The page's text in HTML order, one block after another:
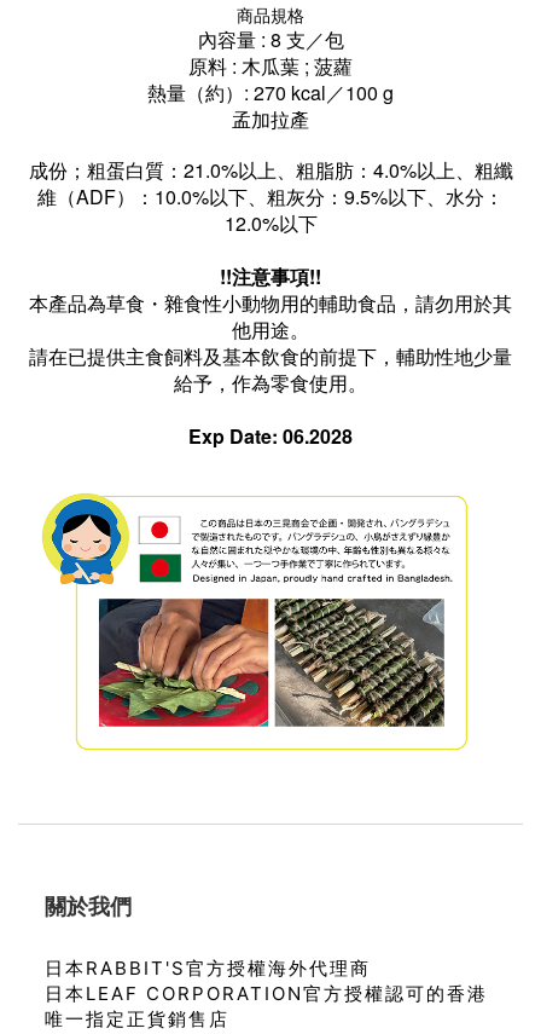
商品規格
內容量 : 8 支／包
原料 : 木瓜葉 ; 菠蘿
熱量（約）: 270 kcal／100 g
孟加拉產
成份；粗蛋白質：21.0%以上、 粗脂肪：4.0%以上、 粗纖
維（ADF）：10.0%以下、 粗灰分：9.5%以下、 水分：
12.0%以下
!!注意事項!!
本產品為草食・雜食性小動物用的輔助食品，請勿用於其
他用途。
請在已提供主食飼料及基本飲食的前提下，輔助性地少量
給予，作為零食使用。
Exp Date: 06.2028
關於我們
日本RABBIT'S官方授權海外代理商
日本LEAF CORPORATION官方授權認可的香港
唯一指定正貨銷售店